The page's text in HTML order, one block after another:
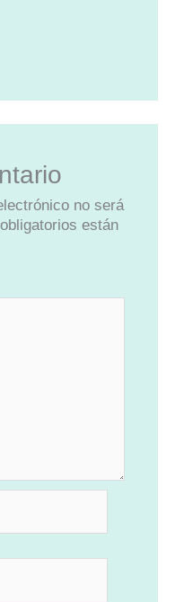
no será
están